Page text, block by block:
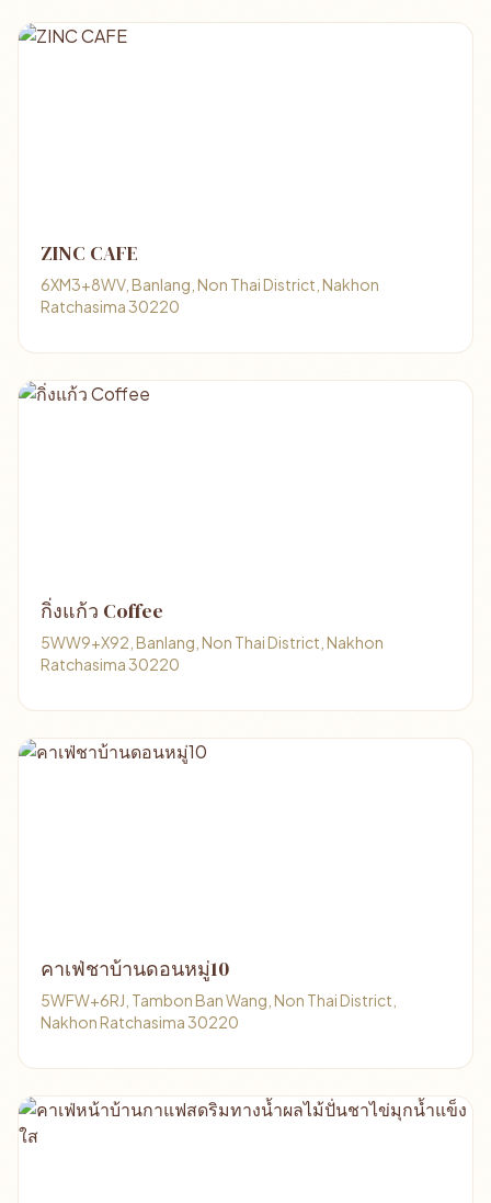
ZINC CAFE
6XM3+8WV, Banlang, Non Thai District, Nakhon
Ratchasima 30220
กิ่งแก้ว Coffee
5WW9+X92, Banlang, Non Thai District, Nakhon
Ratchasima 30220
คาเฟ่ชาบ้านดอนหมู่10
5WFW+6RJ, Tambon Ban Wang, Non Thai District,
Nakhon Ratchasima 30220